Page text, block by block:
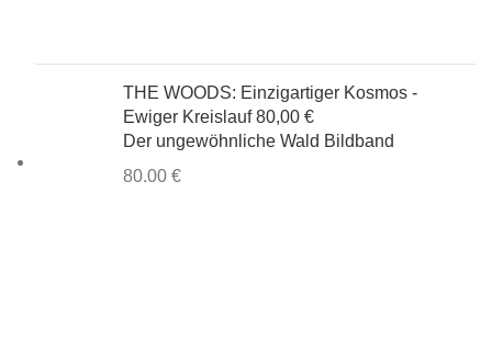
THE WOODS: Einzigartiger Kosmos -
Ewiger Kreislauf80,00 €
Der ungewöhnliche Wald Bildband
80.00 €